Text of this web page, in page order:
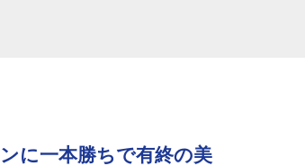
に一本勝ちで有終の美